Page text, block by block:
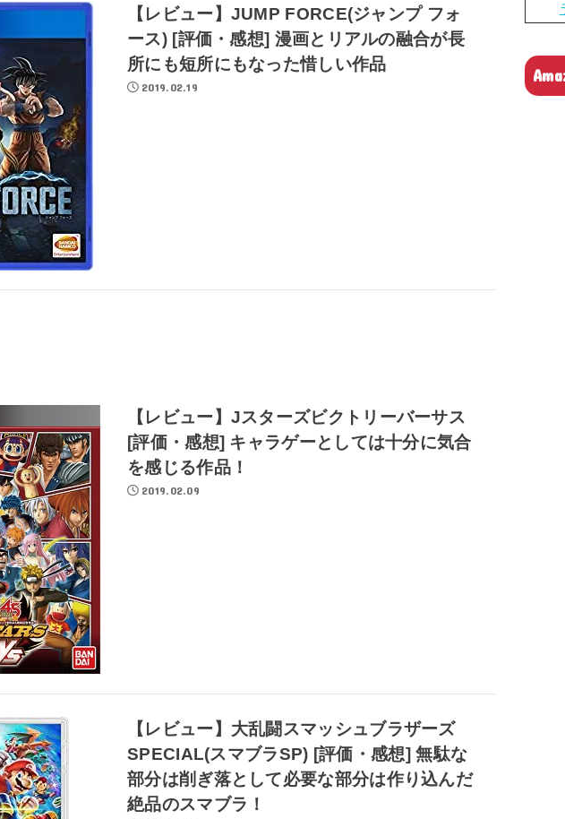
【レビュー】JUMP FORCE(ジャンプ フォ
ース) [評価・感想] 漫画とリアルの融合が長
所にも短所にもなった惜しい作品
2019.02.19
【レビュー】Jスターズビクトリーバーサス
[評価・感想] キャラゲーとしては十分に気合
を感じる作品！
2019.02.09
【レビュー】大乱闘スマッシュブラザーズ
SPECIAL(スマブラSP) [評価・感想] 無駄な
部分は削ぎ落として必要な部分は作り込んだ
絶品のスマブラ！